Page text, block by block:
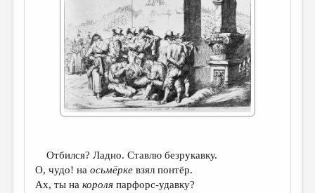
ИЗБРАННОЕ
ДАЙДЖЕСТ
ПРОИЗВЕДЕНИЯ
ПЕРЕВОДЫ
ДЕТСКАЯ КОМНАТА
КНИЖНАЯ ПОЛКА
Отбился? Ладно. Ставлю безрукавку.
О, чудо! наосьмёрке взял понтёр.
Ах, ты накороля парфорс-удавку?